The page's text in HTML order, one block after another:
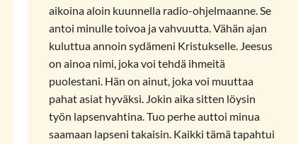
aikoina aloin kuunnella radio-ohjelmaanne. Se
antoi minulle toivoa ja vahvuutta. Vähän ajan
kuluttua annoin sydämeni Kristukselle. Jeesus
on ainoa nimi, joka voi tehdä ihmeitä
puolestani. Hän on ainut, joka voi muuttaa
pahat asiat hyväksi. Jokin aika sitten löysin
työn lapsenvahtina. Tuo perhe auttoi minua
saamaan lapseni takaisin. Kaikki tämä tapahtui